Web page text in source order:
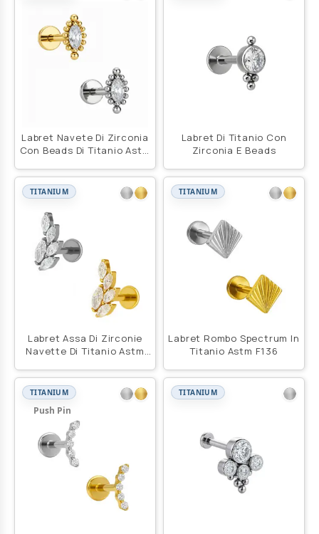
Labret Navete Di Zirconia
Con Beads Di Titanio Astm
Labret Di Titanio Con
Zirconia E Beads
TITANIUM
Labret Assa Di Zirconie
Navette Di Titanio Astm
TITANIUM
Labret Rombo Spectrum In
Titanio Astm F136
TITANIUM
Push Pin
TITANIUM